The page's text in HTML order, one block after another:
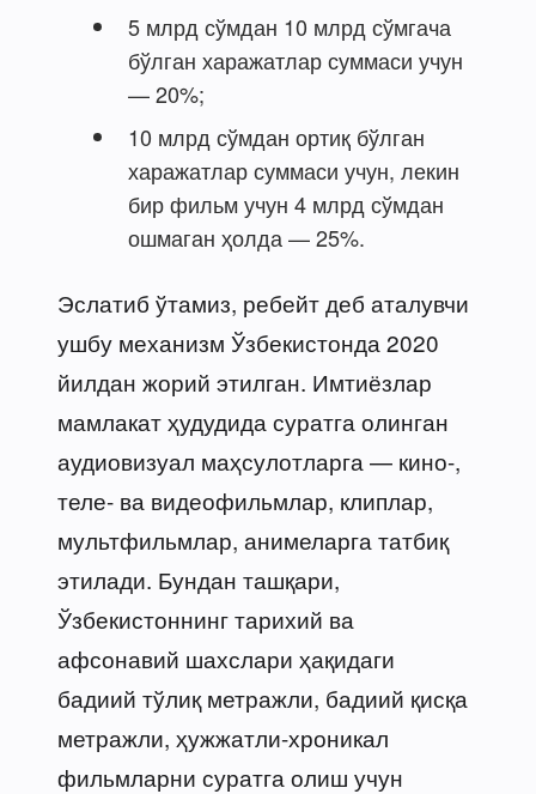
5 млрд сўмдан 10 млрд сўмгача
бўлган харажатлар суммаси учун
— 20%;
10 млрд сўмдан ортиқ бўлган
харажатлар суммаси учун, лекин
бир фильм учун 4 млрд сўмдан
ошмаган ҳолда — 25%.
Эслатиб ўтамиз, ребейт деб аталувчи
ушбу механизм Ўзбекистонда 2020
йилдан жорий этилган. Имтиёзлар
мамлакат ҳудудида суратга олинган
аудиовизуал маҳсулотларга — кино-,
теле- ва видеофильмлар, клиплар,
мультфильмлар, анимеларга татбиқ
этилади. Бундан ташқари,
Ўзбекистоннинг тарихий ва
афсонавий шахслари ҳақидаги
бадиий тўлиқ метражли, бадиий қисқа
метражли, ҳужжатли-хроникал
фильмларни суратга олиш учун